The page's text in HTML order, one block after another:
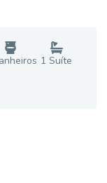
s 1 Suíte